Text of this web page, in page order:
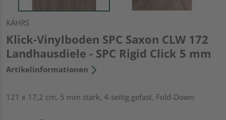
KÄHRS
Klick-Vinylboden SPC Saxon CLW 172
Landhausdiele - SPC Rigid Click 5 mm
Artikelinformationen
121 x 17,2 cm, 5 mm stark, 4-seitig gefast, Fold-Down